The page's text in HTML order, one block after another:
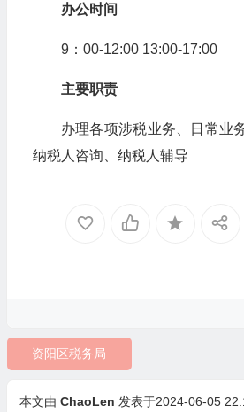
办公时间
9：00-12:00 13:00-17:00
主要职责
办理各项涉税业务、日常业
纳税人咨询、纳税人辅导
资阳区税务局
本文由 ChaoLen 发表于2024-06-05